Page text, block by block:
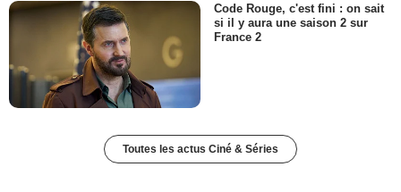
Code Rouge, c'est fini : on sait
si il y aura une saison 2 sur
France 2
Toutes les actus Ciné & Séries